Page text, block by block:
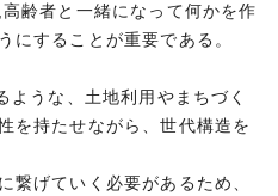
齢者と一緒になって何かを作
にすることが重要である。
うな、土地利用やまちづく
を持たせながら、世代構造を
げていく必要があるため、